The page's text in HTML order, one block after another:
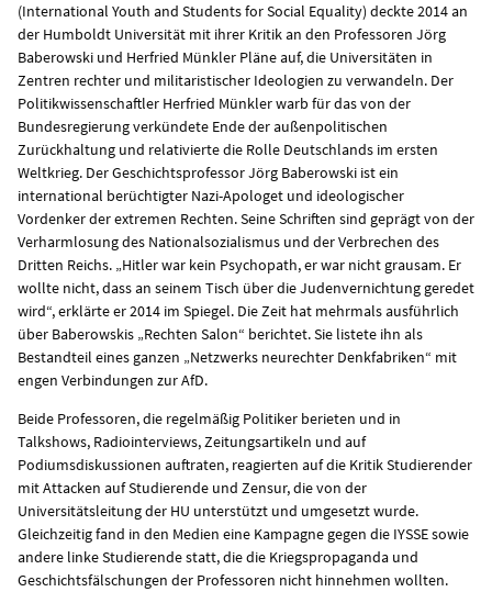
(International Youth and Students for Social Equality) deckte 2014 an
der Humboldt Universität mit ihrer Kritik an den Professoren Jörg
Baberowski und Herfried Münkler Pläne auf, die Universitäten in
Zentren rechter und militaristischer Ideologien zu verwandeln. Der
Politikwissenschaftler Herfried Münkler warb für das von der
Bundesregierung verkündete Ende der außenpolitischen
Zurückhaltung und relativierte die Rolle Deutschlands im ersten
Weltkrieg. Der Geschichtsprofessor Jörg Baberowski ist ein
international berüchtigter Nazi-Apologet und ideologischer
Vordenker der extremen Rechten. Seine Schriften sind geprägt von der
Verharmlosung des Nationalsozialismus und der Verbrechen des
Dritten Reichs. „Hitler war kein Psychopath, er war nicht grausam. Er
wollte nicht, dass an seinem Tisch über die Judenvernichtung geredet
wird“, erklärte er 2014 im Spiegel. Die Zeit hat mehrmals ausführlich
über Baberowskis „Rechten Salon“ berichtet. Sie listete ihn als
Bestandteil eines ganzen „Netzwerks neurechter Denkfabriken“ mit
engen Verbindungen zur AfD.
Beide Professoren, die regelmäßig Politiker berieten und in
Talkshows, Radiointerviews, Zeitungsartikeln und auf
Podiumsdiskussionen auftraten, reagierten auf die Kritik Studierender
mit Attacken auf Studierende und Zensur, die von der
Universitätsleitung der HU unterstützt und umgesetzt wurde.
Gleichzeitig fand in den Medien eine Kampagne gegen die IYSSE sowie
andere linke Studierende statt, die die Kriegspropaganda und
Geschichtsfälschungen der Professoren nicht hinnehmen wollten.